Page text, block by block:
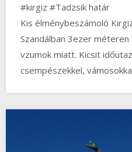
#kirgiz #Tadzsik határ
Kis élménybeszámoló
Szandálban 3ezer
vzumok miatt. Kicsit
csempészekkel,